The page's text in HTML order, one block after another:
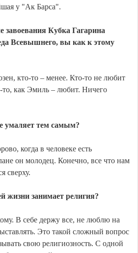
у "Ак Барса".
завоевания Кубка Гагарина
Всевышнего, вы как к этому
кто-то – менее. Кто-то не любит
то, как Эмиль – любит. Ничего
умаляет тем самым?
когда в человеке есть
он молодец. Конечно, все что нам
сверху.
жизни занимает религия?
В себе держу все, не люблю на
Это такой сложный вопрос
свою религиозность. С одной